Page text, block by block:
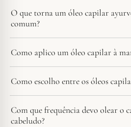
O que torna um óleo capilar
comum?
Como aplico um óleo capilar à
Como escolho entre os óleos
Com que frequência devo olear o
cabeludo?